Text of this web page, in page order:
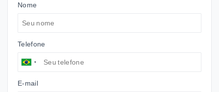
Nome
Telefone
E-mail